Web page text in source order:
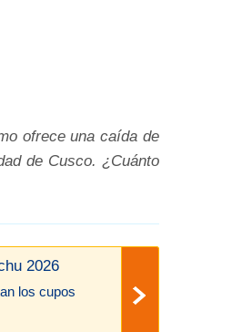
ofrece una caída de
de Cusco. ¿Cuánto
2026
los cupos